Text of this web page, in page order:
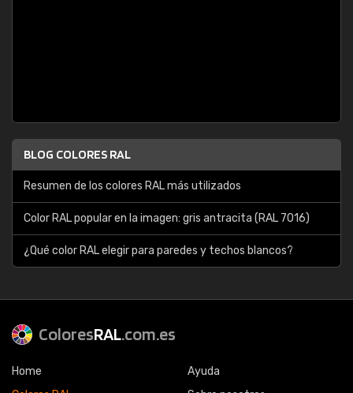
BLOG COLORES RAL
Resumen de los colores RAL más utilizados
Color RAL popular en la imagen: gris antracita (RAL 7016)
¿Qué color RAL elegir para paredes y techos blancos?
ColoresRAL.com.es
Home
Ayuda